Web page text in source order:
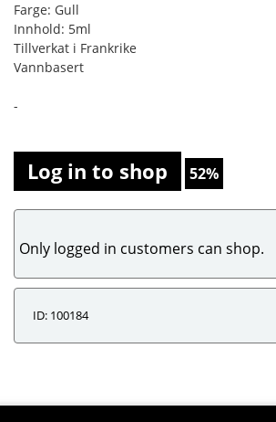
Farge: Gull
Innhold: 5ml
Tillverkat i Frankrike
Vannbasert
-
Log in to shop 52%
Only logged in customers can shop.
ID: 100184